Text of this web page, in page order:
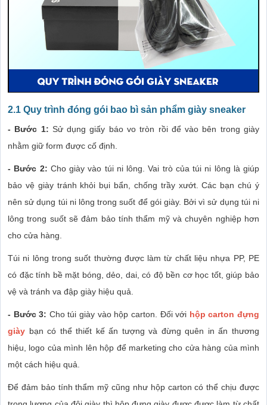
2.1 Quy trình đóng gói bao bì sản phẩm giày sneaker
- Bước 1: Sử dụng giấy báo vo tròn rồi để vào bên trong giày
nhằm giữ form được cố định.
- Bước 2: Cho giày vào túi ni lông. Vai trò của túi ni lông là giúp
bảo vệ giày tránh khỏi bụi bẩn, chống trầy xướt. Các bạn chú ý
nên sử dụng túi ni lông trong suốt để gói giày. Bởi vì sử dụng túi ni
lông trong suốt sẽ đảm bảo tính thẩm mỹ và chuyên nghiệp hơn
cho cửa hàng.
Túi ni lông trong suốt thường được làm từ chất liệu nhựa PP, PE
có đặc tính bề mặt bóng, dẻo, dai, có độ bền cơ học tốt, giúp bảo
vệ và tránh va đập giày hiệu quả.
- Bước 3: Cho túi giày vào hộp carton. Đối với hộp carton đựng
giày bạn có thể thiết kế ấn tượng và đừng quên in ấn thương
hiệu, logo của mình lên hộp để marketing cho cửa hàng của mình
một cách hiệu quả.
Để đảm bảo tính thẩm mỹ cũng như hộp carton có thể chịu được